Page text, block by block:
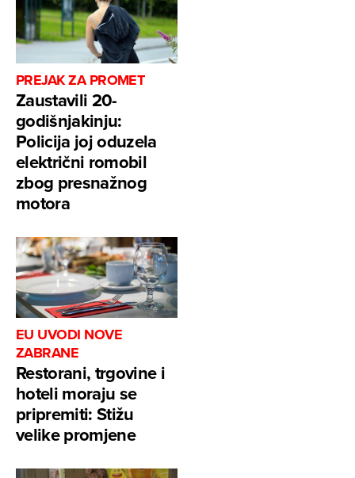
PREJAK ZA PROMET
Zaustavili 20-
godišnjakinju:
Policija joj oduzela
električni romobil
zbog presnažnog
motora
EU UVODI NOVE
ZABRANE
Restorani, trgovine i
hoteli moraju se
pripremiti: Stižu
velike promjene